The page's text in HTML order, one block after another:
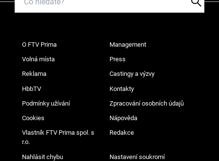
O FTV Prima Management
Volná místa Press
Reklama Castingy a výzvy
HbbTV Kontakty
Podmínky užívání Zpracování osobních údajů
Cookies Nápověda
Vlastník FTV Prima spol. s
r.o.
Redakce
Nahlásit chybu Nastavení soukromí